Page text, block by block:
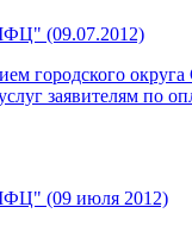
(09.07.2012)
городского
заявителям по
(09 июля 2012)